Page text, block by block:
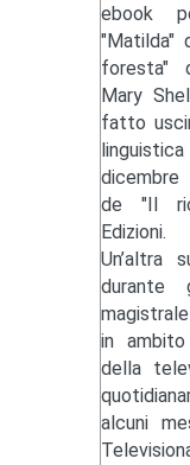
ebook
"Matilda"
foresta"
Mary
fatto
de "Il
Edizioni.
Un’altra
durante
in
della
alcuni